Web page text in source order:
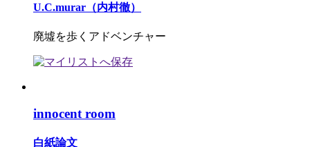
U.C.murar（内村徹）
廃墟を歩くアドベンチャー
innocent room
白紙論文